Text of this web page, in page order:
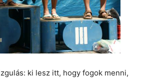
ki lesz itt, hogy fogok menni,